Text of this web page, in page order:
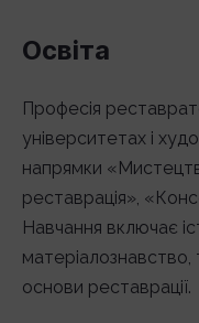
Освіта
Професія
університетах і
напрямки
реставрація»,
Навчання включає
матеріалознавство,
основи реставрації.